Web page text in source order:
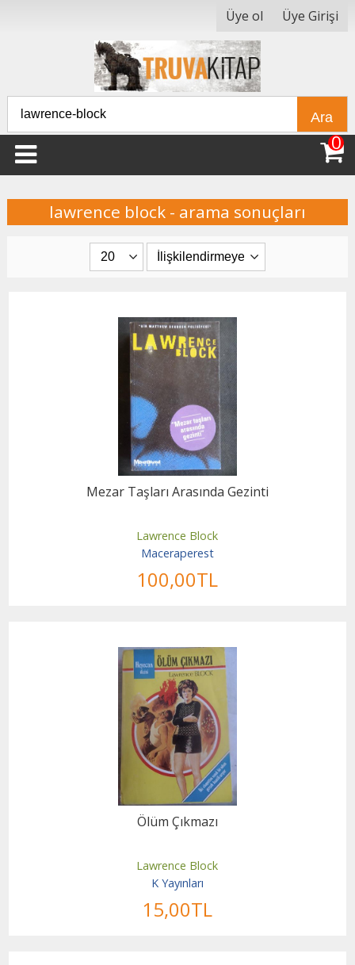
Üye ol Üye Girişi
Ara
0
lawrence block - arama sonuçları
Mezar Taşları Arasında Gezinti
Lawrence Block
Maceraperest
100,00TL
Ölüm Çıkmazı
Lawrence Block
K Yayınları
15,00TL